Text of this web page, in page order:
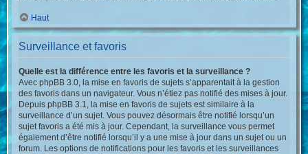
Haut
Surveillance et favoris
Quelle est la différence entre les favoris et la surveillance ?
Avec phpBB 3.0, la mise en favoris de sujets s’apparentait à la gestion
des favoris dans un navigateur. Vous n’étiez pas notifié des mises à jour.
Depuis phpBB 3.1, la mise en favoris de sujets est similaire à la
surveillance d’un sujet. Vous pouvez désormais être notifié lorsqu’un
sujet favoris a été mis à jour. Cependant, la surveillance vous permet
également d’être notifié lorsqu’il y a une mise à jour dans un sujet ou un
forum. Les options de notifications pour les favoris et les surveillances